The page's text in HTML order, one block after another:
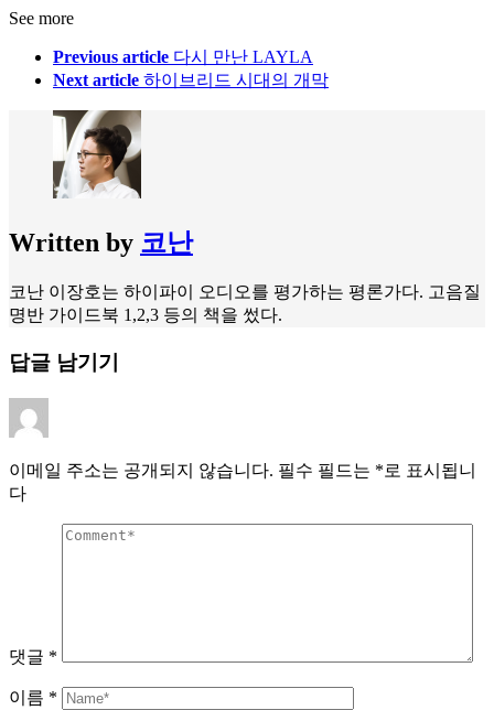
See more
Previous article 다시 만난 LAYLA
Next article 하이브리드 시대의 개막
Written by 코난
코난 이장호는 하이파이 오디오를 평가하는 평론가다. 고음질
명반 가이드북 1,2,3 등의 책을 썼다.
답글 남기기
이메일 주소는 공개되지 않습니다. 필수 필드는 *로 표시됩니
다
댓글 *
이름 *